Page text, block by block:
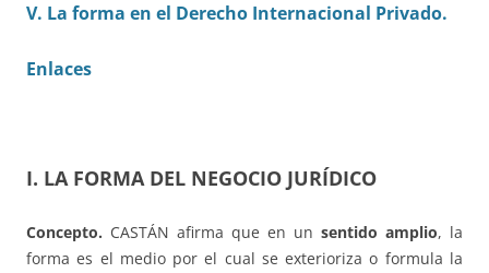
V. La forma en el Derecho Internacional Privado.
Enlaces
I. LA FORMA DEL NEGOCIO JURÍDICO
Concepto. CASTÁN afirma que en un sentido amplio, la
forma es el medio por el cual se exterioriza o formula la